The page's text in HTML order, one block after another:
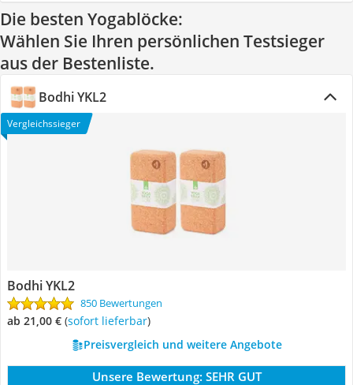
Die besten Yogablöcke:
Wählen Sie Ihren persönlichen Testsieger
aus der Bestenliste.
Bodhi ‎YKL2
Vergleichssieger
Bodhi ‎YKL2
850 Bewertungen
ab 21,00 € ( Sofort lieferbar)
Preisvergleich und weitere Angebote
Unsere Bewertung: SEHR GUT